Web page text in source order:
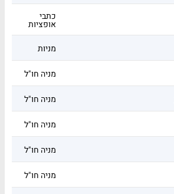
כתבי
אופציות
מניות
מניה חו"ל
מניה חו"ל
מניה חו"ל
מניה חו"ל
מניה חו"ל